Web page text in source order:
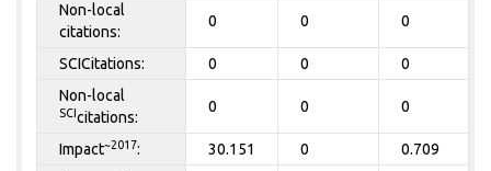
Non-local
citations:
0 0 0
SCICitations: 0 0 0
Non-local
SCIcitations:
0 0 0
Impact~2017: 30.151 0 0.709